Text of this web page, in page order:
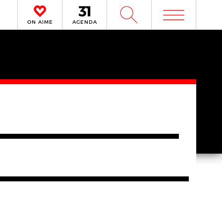
ON AIME AGENDA W m